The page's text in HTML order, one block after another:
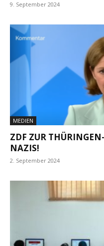
9. September 2024
MEDIEN
ZDF ZUR
NAZIS!
2. September 2024